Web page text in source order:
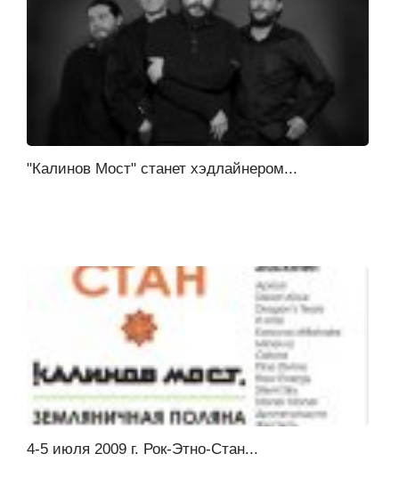
"Калинов Мост" станет хэдлайнером...
4-5 июля 2009 г. Рок-Этно-Стан...